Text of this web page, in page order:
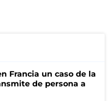
Francia un caso de la
de persona a